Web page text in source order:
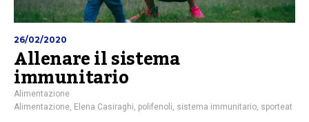
26/02/2020
Allenare il sistema
immunitario
Alimentazione
Alimentazione, Elena Casiraghi, polifenoli, sistema immunitario, sporteat